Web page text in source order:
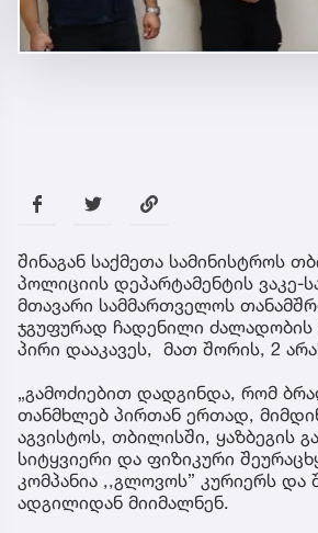
შინაგან საქმეთა სამინისტროს
პოლიციის დეპარტამენტის ვაკე-
მთავარი სამმართველოს
ჯგუფურად ჩადენილი
პირი დააკავეს, მათ შორის, 2
„გამოძიებით დადგინდა, რომ
თანმხლებ პირთან ერთად,
აგვისტოს, თბილისში, ყაზბეგის
სიტყვიერი და ფიზიკური
კომპანია ,,გლოვოს” კურიერს და
ადგილიდან მიიმალნენ.